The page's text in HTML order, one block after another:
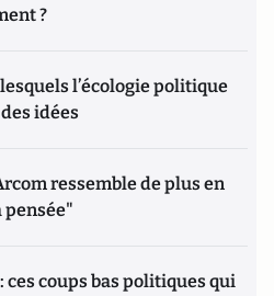
?
l’écologie politique
idées
ressemble de plus en
pensée"
coups bas politiques qui